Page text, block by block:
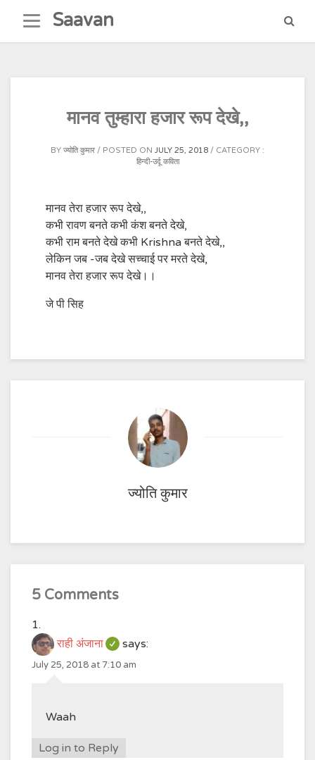
content
Saavan
मानव तुम्हारा हजार रूप देखे,,
BY ज्योति कुमार POSTED ON JULY 25, 2018
CATEGORY :
हिन्दी-उर्दू कविता
मानव तेरा हजार रूप देखे,,
कभी रावण बनते कभी कंश बनते देखे,
कभी राम बनते देखे कभी Krishna बनते देखे,,
लेकिन जब -जब देखे सच्चाई पर मरते देखे,
मानव तेरा हजार रूप देखे।।
जे पी सिह
ज्योति कुमार
5 Comments
राही अंजाना says:
July 25, 2018 at 7:10 am
Waah
Log in to Reply